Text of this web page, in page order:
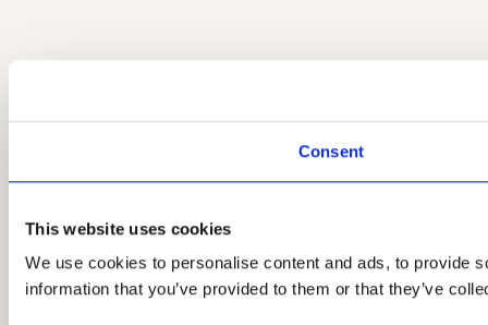
Consent
This website uses cookies
We use cookies to personalise content and ads, to provide
information that you’ve provided to them or that they’ve